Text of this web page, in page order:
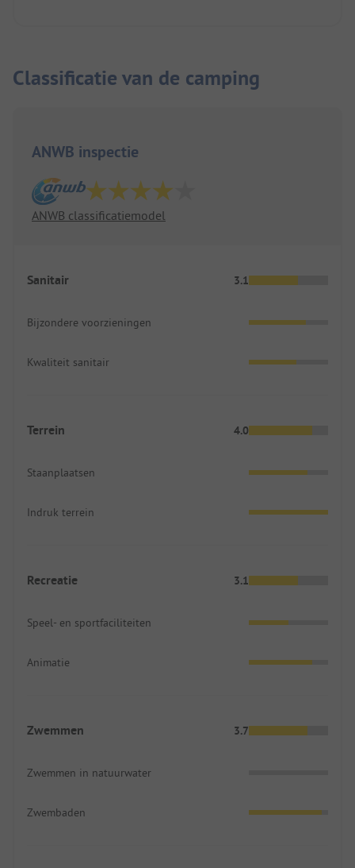
Classificatie van de camping
ANWB inspectie
ANWB classificatiemodel
Sanitair 3.1
Bijzondere voorzieningen
Kwaliteit sanitair
Terrein 4.0
Staanplaatsen
Indruk terrein
Recreatie 3.1
Speel- en sportfaciliteiten
Animatie
Zwemmen 3.7
Zwemmen in natuurwater
Zwembaden